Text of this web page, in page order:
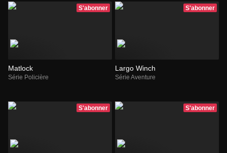
S'abonner
Matlock
Série Policière
S'abonner
Largo Winch
Série Aventure
S'abonner S'abonner